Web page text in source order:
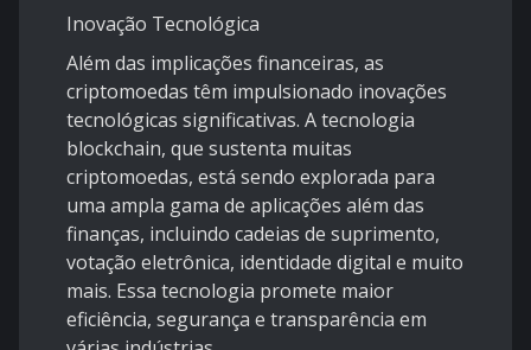
Inovação Tecnológica
Além das implicações financeiras, as
criptomoedas têm impulsionado inovações
tecnológicas significativas. A tecnologia
blockchain, que sustenta muitas
criptomoedas, está sendo explorada para
uma ampla gama de aplicações além das
finanças, incluindo cadeias de suprimento,
votação eletrônica, identidade digital e muito
mais. Essa tecnologia promete maior
eficiência, segurança e transparência em